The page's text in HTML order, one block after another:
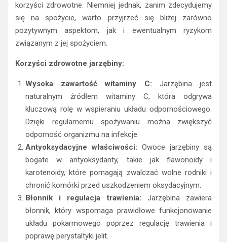
korzyści zdrowotne. Niemniej jednak, zanim zdecydujemy
się na spożycie, warto przyjrzeć się bliżej zarówno
pozytywnym aspektom, jak i ewentualnym ryzykom
związanym z jej spożyciem.
Korzyści zdrowotne jarzębiny:
Wysoka zawartość witaminy C: Jarzębina jest
naturalnym źródłem witaminy C, która odgrywa
kluczową rolę w wspieraniu układu odpornościowego.
Dzięki regularnemu spożywaniu można zwiększyć
odporność organizmu na infekcje.
Antyoksydacyjne właściwości: Owoce jarzębiny są
bogate w antyoksydanty, takie jak flawonoidy i
karotenoidy, które pomagają zwalczać wolne rodniki i
chronić komórki przed uszkodzeniem oksydacyjnym.
Błonnik i regulacja trawienia: Jarzębina zawiera
błonnik, który wspomaga prawidłowe funkcjonowanie
układu pokarmowego poprzez regulację trawienia i
poprawę perystaltyki jelit.